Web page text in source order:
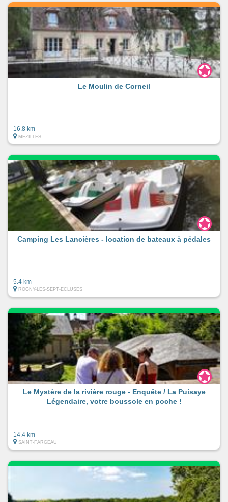
Le Moulin de Corneil
16.8 km
MEZILLES
Camping Les Lancières - location de bateaux à pédales
5.4 km
ROGNY-LES-SEPT-ECLUSES
Le Mystère de la rivière rouge - Enquête / La Puisaye
Légendaire, votre boussole en poche !
14.4 km
SAINT-FARGEAU